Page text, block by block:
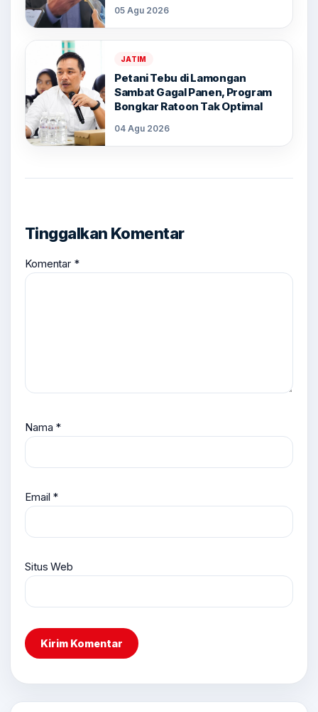
05 Agu 2026
JATIM
Petani Tebu di Lamongan
Sambat Gagal Panen, Program
Bongkar Ratoon Tak Optimal
04 Agu 2026
Tinggalkan Komentar
Komentar *
Nama *
Email *
Situs Web